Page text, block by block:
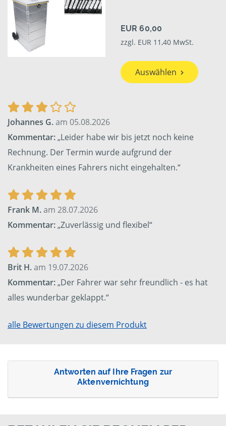
EUR 60,00
zzgl. EUR 11,40 MwSt.
Auswählen
Johannes G.am 05.08.2026
Kommentar:„Leider habe wir bis jetzt noch keine
Rechnung. Der Termin wurde aufgrund der
Krankheiten eines Fahrers nicht eingehalten.“
Frank M.am 28.07.2026
Kommentar:„Zuverlässig und flexibel“
Brit H.am 19.07.2026
Kommentar:„Der Fahrer war sehr freundlich - es hat
alles wunderbar geklappt.“
alle Bewertungen zu diesem Produkt
Antworten auf Ihre Fragen zur
Aktenvernichtung